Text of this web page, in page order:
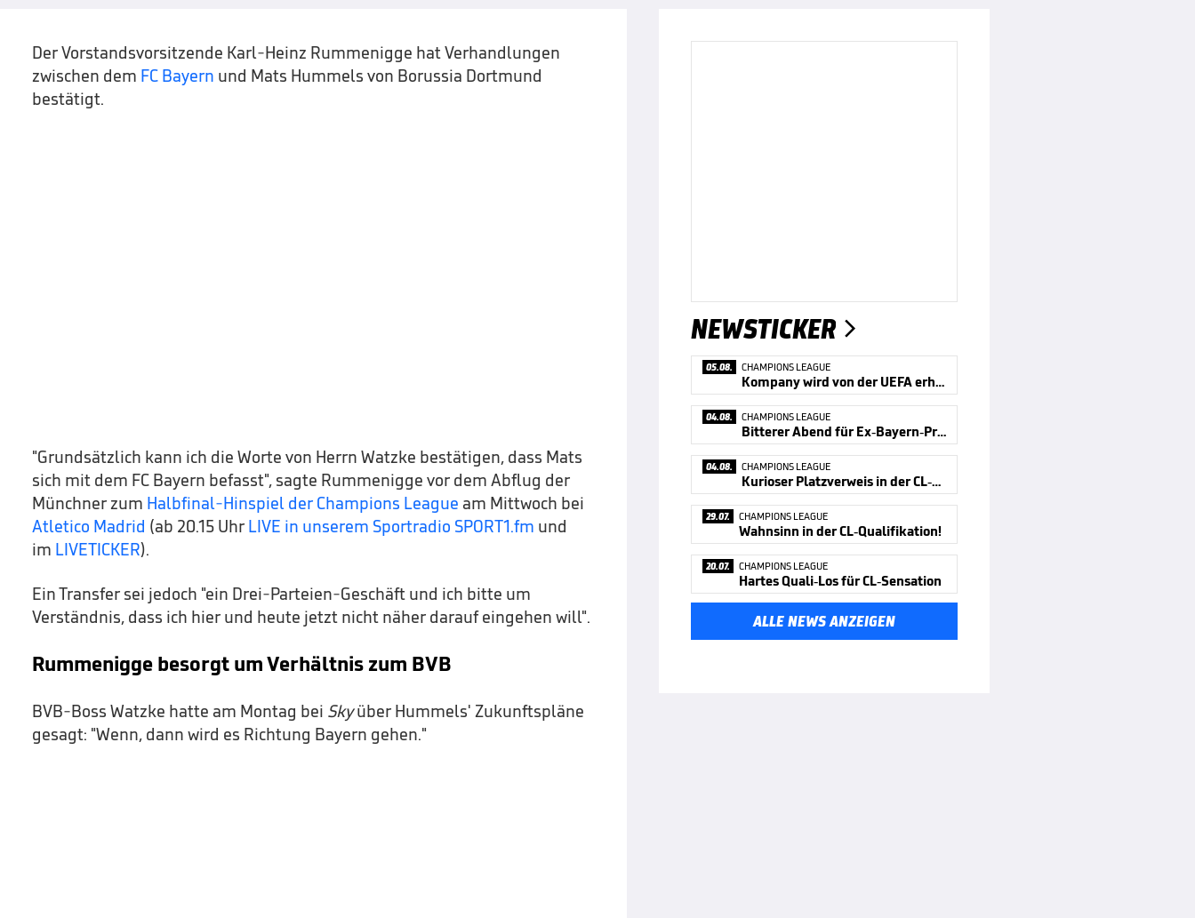
Der Vorstandsvorsitzende Karl-Heinz Rummenigge hat Verhandlungen
zwischen dem FC Bayern und Mats Hummels von Borussia Dortmund
bestätigt.
"Grundsätzlich kann ich die Worte von Herrn Watzke bestätigen, dass Mats
sich mit dem FC Bayern befasst", sagte Rummenigge vor dem Abflug der
Münchner zum Halbfinal-Hinspiel der Champions League am Mittwoch bei
Atletico Madrid (ab 20.15 Uhr LIVE in unserem Sportradio SPORT1.fm und
im LIVETICKER).
Ein Transfer sei jedoch "ein Drei-Parteien-Geschäft und ich bitte um
Verständnis, dass ich hier und heute jetzt nicht näher darauf eingehen will".
Rummenigge besorgt um Verhältnis zum BVB
BVB-Boss Watzke hatte am Montag bei Skyüber Hummels' Zukunftspläne
gesagt: "Wenn, dann wird es Richtung Bayern gehen."
NEWSTICKER 
05.08. CHAMPIONS LEAGUE
Kompany wird von der UEFA erhört
04.08. CHAMPIONS LEAGUE
Bitterer Abend für Ex-Bayern-Profi
04.08. CHAMPIONS LEAGUE
Kurioser Platzverweis in der CL-Quali
29.07. CHAMPIONS LEAGUE
Wahnsinn in der CL-Qualifikation!
20.07. CHAMPIONS LEAGUE
Hartes Quali-Los für CL-Sensation
ALLE NEWS ANZEIGEN